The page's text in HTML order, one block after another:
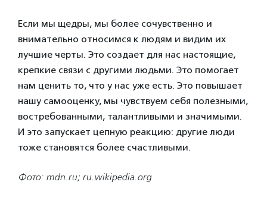
Если мы щедры, мы более сочувственно и
внимательно относимся к людям и видим их
лучшие черты. Это создает для нас настоящие,
крепкие связи с другими людьми. Это помогает
нам ценить то, что у нас уже есть. Это повышает
нашу самооценку, мы чувствуем себя полезными,
востребованными, талантливыми и значимыми.
И это запускает цепную реакцию: другие люди
тоже становятся более счастливыми.
Фото: mdn.ru; ru.wikipedia.org